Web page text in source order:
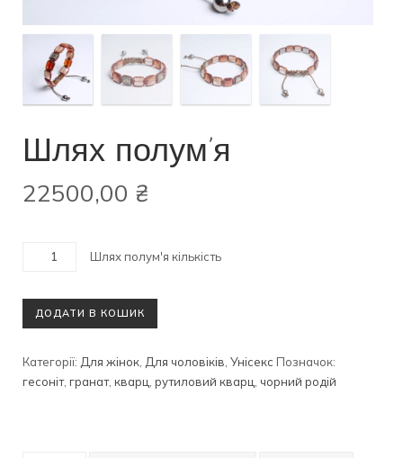
Шлях полум’я
22500,00 ₴
Шлях полум'я кількість
ДОДАТИ В КОШИК
Категорії: Для жінок Для чоловіків Унісекс Позначок:
гесоніт, гранат, кварц рутиловий кварц чорний родій